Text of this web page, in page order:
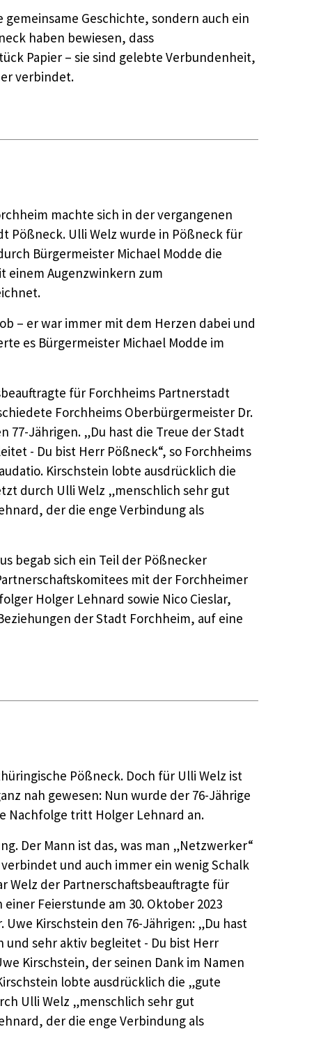
Geschichte, sondern auch ein
haben bewiesen, dass
Papier – sie sind gelebte Verbundenheit,
verbindet.
machte sich in der vergangenen
Pößneck. Ulli Welz wurde in Pößneck für
Bürgermeister Michael Modde die
einem Augenzwinkern zum
– er war immer mit dem Herzen dabei und
es Bürgermeister Michael Modde im
für Forchheims Partnerstadt
Forchheims Oberbürgermeister Dr.
77-Jährigen. „Du hast die Treue der Stadt
- Du bist Herr Pößneck“, so Forchheims
Kirschstein lobte ausdrücklich die
durch Ulli Welz „menschlich sehr gut
der die enge Verbindung als
begab sich ein Teil der Pößnecker
mit der Forchheimer
Holger Lehnard sowie Nico Cieslar,
der Stadt Forchheim, auf eine
Pößneck. Doch für Ulli Welz ist
nah gewesen: Nun wurde der 76-Jährige
Nachfolge tritt Holger Lehnard an.
Der Mann ist das, was man „Netzwerker“
und auch immer ein wenig Schalk
Welz der Partnerschaftsbeauftragte für
Feierstunde am 30. Oktober 2023
Kirschstein den 76-Jährigen: „Du hast
und sehr aktiv begleitet - Du bist Herr
Kirschstein, der seinen Dank im Namen
lobte ausdrücklich die „gute
Ulli Welz „menschlich sehr gut
der die enge Verbindung als